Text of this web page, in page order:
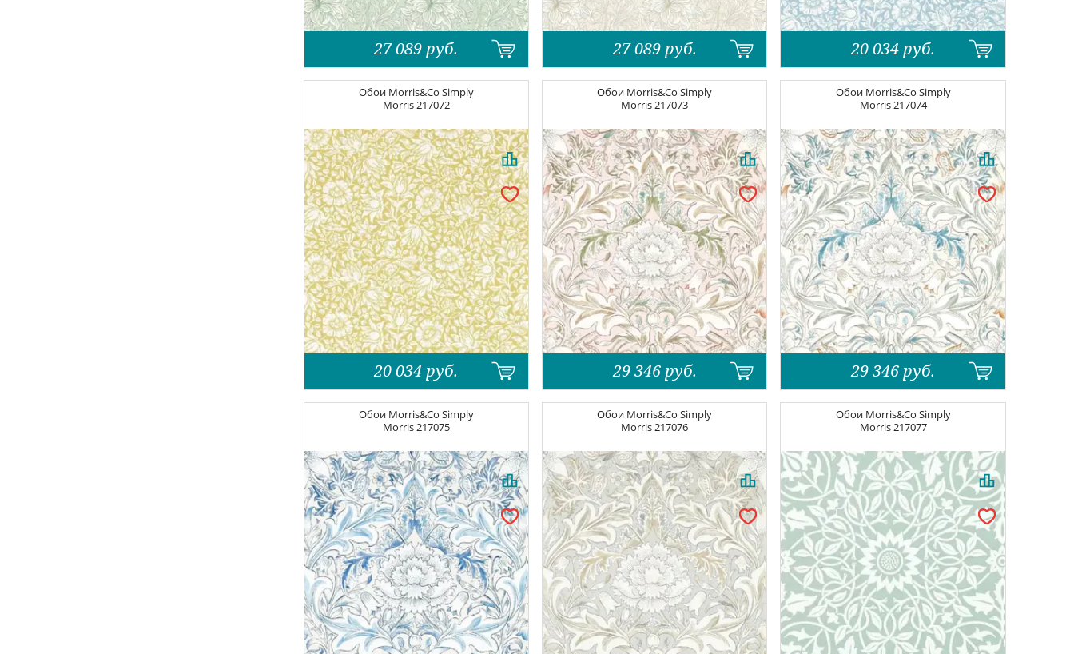
27 089 руб. 27 089 руб. 20 034 руб.
Обои Morris&Co Simply
Morris217072
20 034 руб.
Обои Morris&Co Simply
Morris217073
29 346 руб.
Обои Morris&Co Simply
Morris217074
29 346 руб.
Обои Morris&Co Simply
Morris217075
Обои Morris&Co Simply
Morris217076
Обои Morris&Co Simply
Morris217077